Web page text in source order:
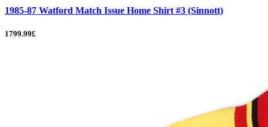
1985-87 Watford Match Issue Home Shirt #3 (Sinnott)
1799.99£